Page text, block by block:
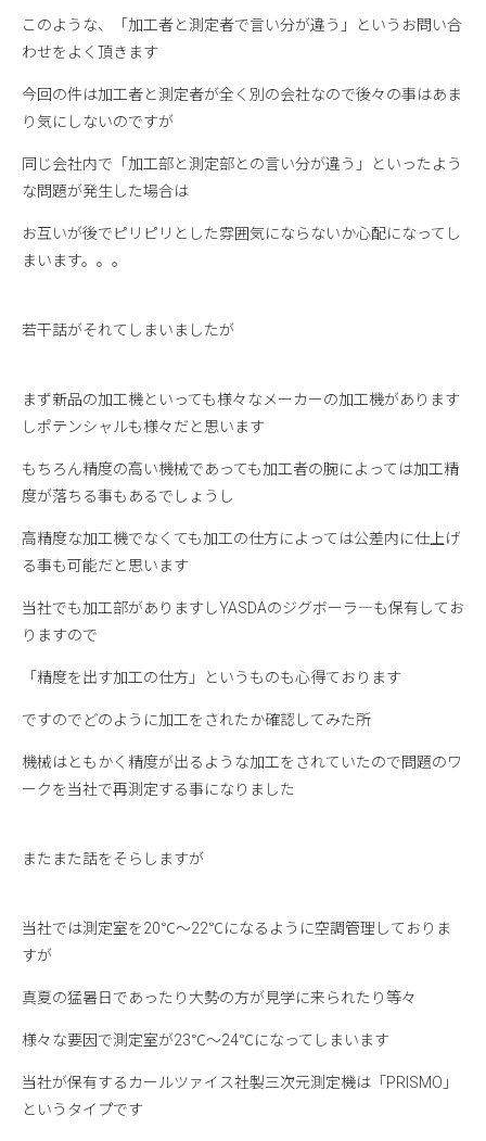
このような、「加工者と測定者で言い分が違う」というお問い合
わせをよく頂きます
今回の件は加工者と測定者が全く別の会社なので後々の事はあま
り気にしないのですが
同じ会社内で「加工部と測定部との言い分が違う」といったよう
な問題が発生した場合は
お互いが後でピリピリとした雰囲気にならないか心配になってし
まいます。。。
若干話がそれてしまいましたが
まず新品の加工機といっても様々なメーカーの加工機があります
しポテンシャルも様々だと思います
もちろん精度の高い機械であっても加工者の腕によっては加工精
度が落ちる事もあるでしょうし
高精度な加工機でなくても加工の仕方によっては公差内に仕上げ
る事も可能だと思います
当社でも加工部がありますしYASDAのジグボーラ―も保有してお
りますので
「精度を出す加工の仕方」というものも心得ております
ですのでどのように加工をされたか確認してみた所
機械はともかく精度が出るような加工をされていたので問題のワ
ークを当社で再測定する事になりました
またまた話をそらしますが
当社では測定室を20℃～22℃になるように空調管理しておりま
すが
真夏の猛暑日であったり大勢の方が見学に来られたり等々
様々な要因で測定室が23℃～24℃になってしまいます
当社が保有するカールツァイス社製三次元測定機は「PRISMO」
というタイプです